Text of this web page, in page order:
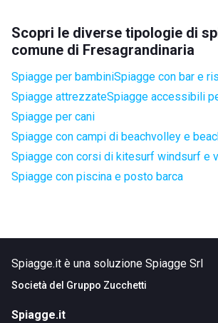
Scopri le diverse tipologie di
comune di Fresagrandinaria
Spiagge per bambiniSpiagge con bar e
Spiagge attrezzateSpiagge accessibili
Spiagge per cani
Spiagge con campi di beachvolley e
Spiagge con corsi di kitesurf windsurf e
Spiagge con piscina e posto barca
Spiagge.it è una soluzione Spiagge Srl
Società del Gruppo Zucchetti
Spiagge.it